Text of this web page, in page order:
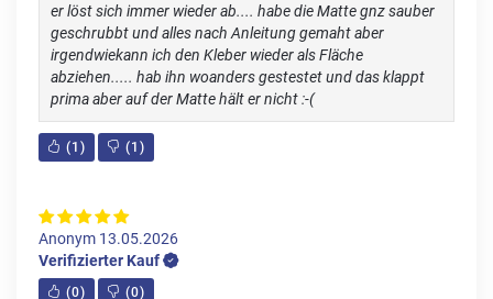
er löst sich immer wieder ab.... habe die Matte gnz sauber
geschrubbt und alles nach Anleitung gemaht aber
irgendwiekann ich den Kleber wieder als Fläche
abziehen..... hab ihn woanders gestestet und das klappt
prima aber auf der Matte hält er nicht :-(
(1 ) (1 )
Anonym 13.05.2026
Verifizierter Kauf
(0) (0)